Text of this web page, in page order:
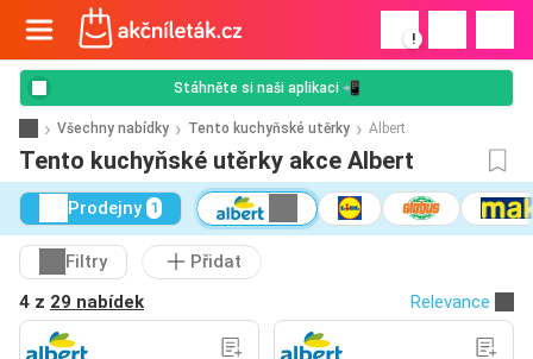
!
Stáhněte si naši aplikaci 📲
Všechny nabídky Tento kuchyňské utěrky Albert
Tento kuchyňské utěrky akce Albert
Prodejny 1
Filtry
Přidat
4 z 29 nabídek Relevance